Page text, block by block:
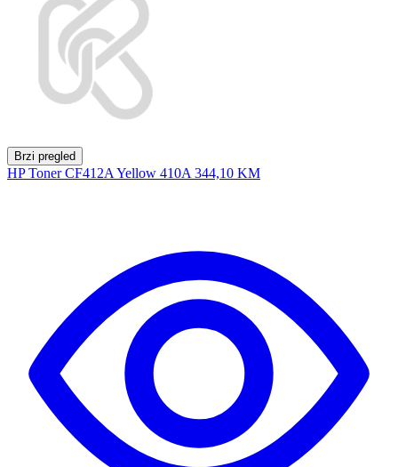
Brzi pregled
HP Toner CF412A Yellow 410A 344,10 KM